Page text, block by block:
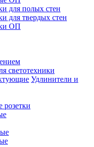
для полых стен
для твердых стен
ОП
светотехники
Удлинители и
розетки